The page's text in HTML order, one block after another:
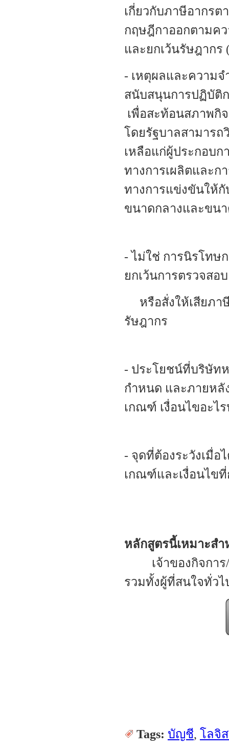
เกี่ยวกับภาษีอากรต
กฤษฎีกาออกตามค
และยกเว้นรัษฎากร
- เหตุผลและความจ
สนับสนุนการปฏิบัติ
เพื่อสะท้อนสภาพกิ
โดยรัฐบาลสามารถ
เหลือแก่ผู้ประกอบก
ทางการเผลิตและก
ทางการแข่งขันให้
ขนาดกลางและขน
- ไม่ใช่ การนิรโทษ
ยกเว้นการต
หรือสั่งให้เสียภา
รัษฎากร
- ประโยชน์ที่บริษัท
กำหนด และภายหลั
เกณฑ์ เงื่อนไขอะไ
- จุดที่ต้องระวังเมื่
เกณฑ์และเงื่อนไข
หลักสูตรนี้เหมาะสำ
เจ้าของกิจการ/
รวมทั้งผู้ที่สนใจทั่ว
Tags: บัญชี, โลจิ